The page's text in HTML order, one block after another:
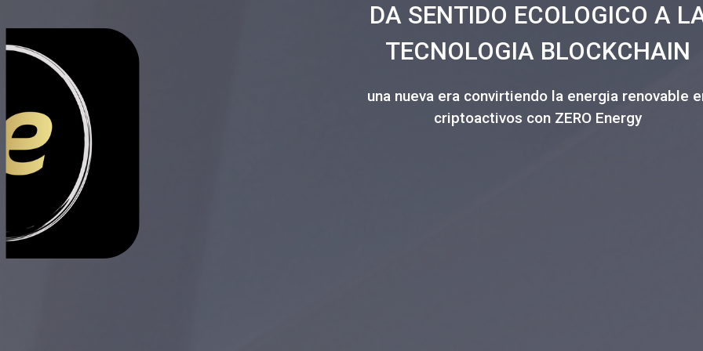
DA SENTIDO ECOLOGICO A
TECNOLOGIA BLOCKCHAIN
una nueva era convirtiendo la energia renovable
criptoactivos con ZERO Energy